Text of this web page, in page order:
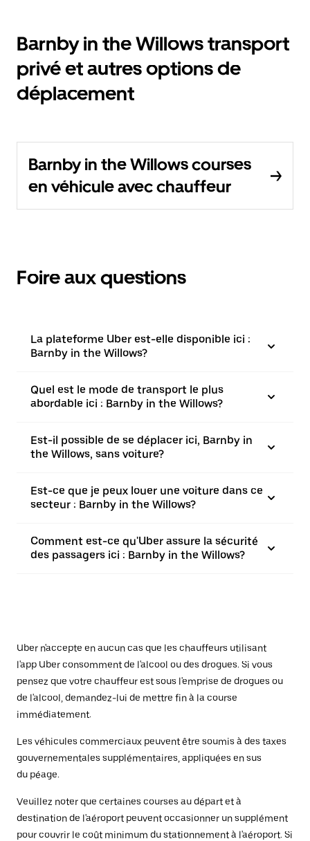
Barnby in the Willows transport
privé et autres options de
déplacement
Barnby in the Willows courses
en véhicule avec chauffeur
Foire aux questions
La plateforme Uber est-elle disponible ici :
Barnby in the Willows?
Quel est le mode de transport le plus
abordable ici : Barnby in the Willows?
Est-il possible de se déplacer ici, Barnby in
the Willows, sans voiture?
Est-ce que je peux louer une voiture dans ce
secteur : Barnby in the Willows?
Comment est-ce qu'Uber assure la sécurité
des passagers ici : Barnby in the Willows?
Uber n'accepte en aucun cas que les chauffeurs utilisant
l'app Uber consomment de l'alcool ou des drogues. Si vous
pensez que votre chauffeur est sous l'emprise de drogues ou
de l'alcool, demandez-lui de mettre fin à la course
immédiatement.
Les véhicules commerciaux peuvent être soumis à des taxes
gouvernementales supplémentaires, appliquées en sus
du péage.
Veuillez noter que certaines courses au départ et à
destination de l'aéroport peuvent occasionner un supplément
pour couvrir le coût minimum du stationnement à l'aéroport. Si